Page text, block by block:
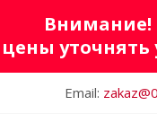
Внимание!
Email: